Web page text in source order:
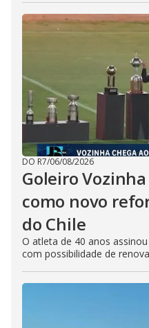
DO R7/06/08/2026
Goleiro
como novo
do Chile
O atleta de 40 anos
com possibilidade de